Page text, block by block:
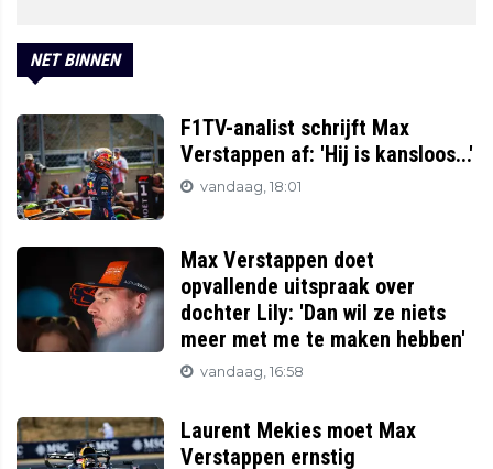
NET BINNEN
F1TV-analist schrijft Max
Verstappen af: 'Hij is kansloos...'
vandaag, 18:01
Max Verstappen doet
opvallende uitspraak over
dochter Lily: 'Dan wil ze niets
meer met me te maken hebben'
vandaag, 16:58
Laurent Mekies moet Max
Verstappen ernstig